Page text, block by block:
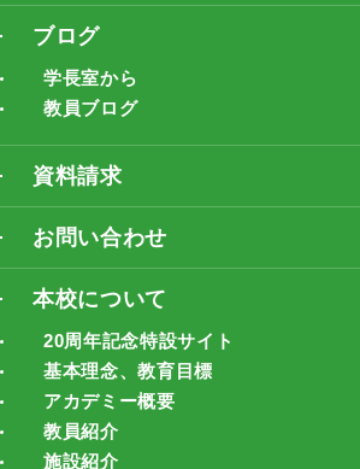
ブログ
学長室から
教員ブログ
資料請求
お問い合わせ
本校について
20周年記念特設サイト
基本理念、教育目標
アカデミー概要
教員紹介
施設紹介